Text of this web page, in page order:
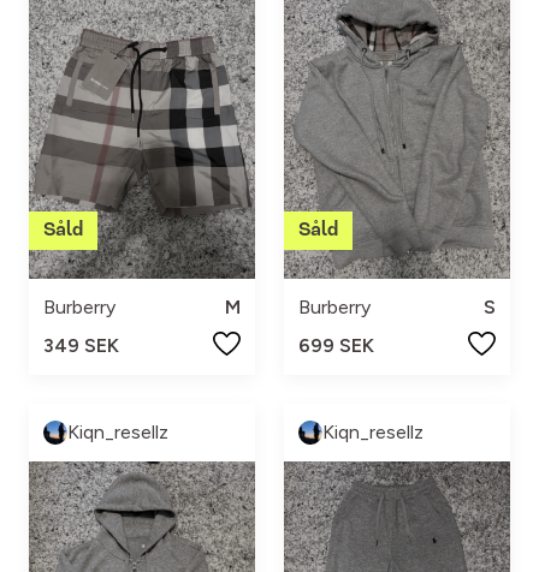
Burberry
M
349 SEK
Burberry
S
699 SEK
Kiqn_resellz Kiqn_resellz